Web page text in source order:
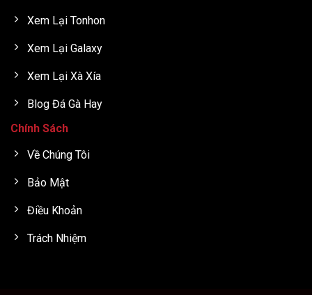
Xem Lại Tonhon
Xem Lại Galaxy
Xem Lại Xà Xía
Blog Đá Gà Hay
Chính Sách
Về Chúng Tôi
Bảo Mật
Điều Khoản
Trách Nhiệm